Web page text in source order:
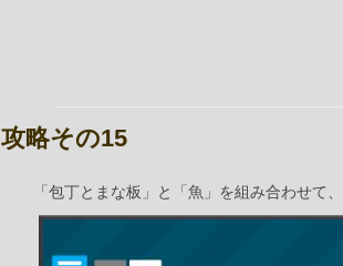
攻略その15
「包丁とまな板」と「魚」を組み合わせて